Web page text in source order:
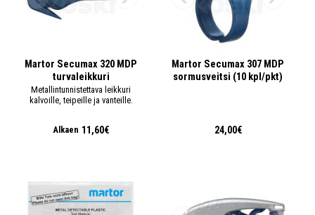
Martor Secumax 320 MDP
turvaleikkuri
Metallintunnistettava leikkuri
kalvoille, teipeille ja vanteille.
Alkaen 11,60€
Martor Secumax 307 MDP
sormusveitsi (10 kpl/pkt)
24,00€